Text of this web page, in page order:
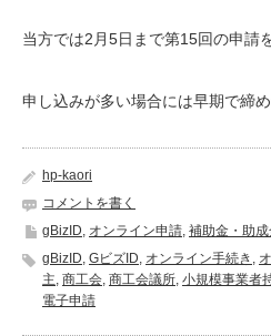
当方では2月5日まで第15回の申請
申し込みが多い場合には早期で締
hp-kaori
コメントを書く
gBizID, オンライン申請, 補助金・助
gBizID, GビズID, オンライン手続き ,
主, 商工会, 商工会議所, 小規模事業者
電子申請